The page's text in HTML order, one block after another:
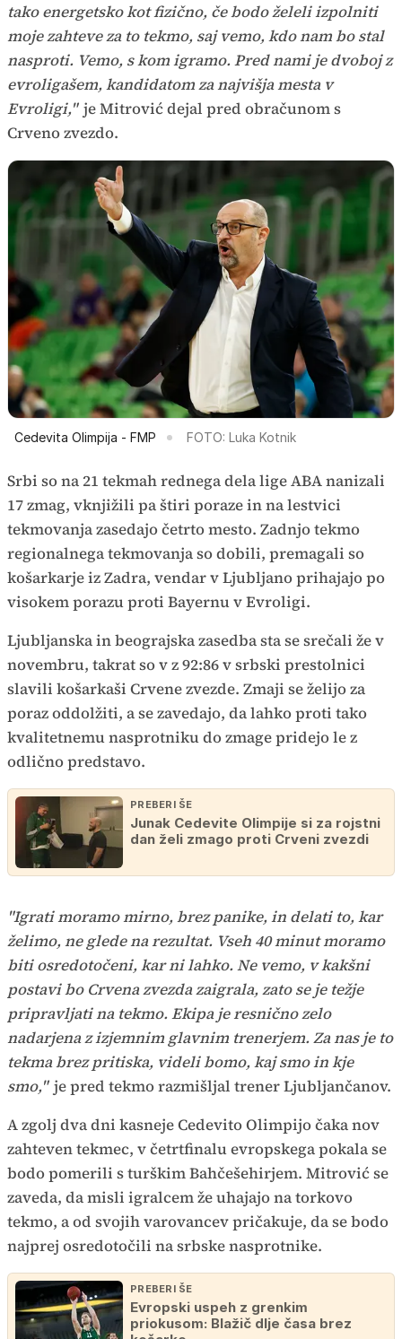
tako energetsko kot fizično, če bodo želeli izpolniti
moje zahteve za to tekmo, saj vemo, kdo nam bo stal
nasproti. Vemo, s kom igramo. Pred nami je dvoboj z
evroligašem, kandidatom za najvišja mesta v
Evroligi," je Mitrović dejal pred obračunom s
Crveno zvezdo.
Cedevita Olimpija - FMP FOTO: Luka Kotnik
Srbi so na 21 tekmah rednega dela lige ABA nanizali
17 zmag, vknjižili pa štiri poraze in na lestvici
tekmovanja zasedajo četrto mesto. Zadnjo tekmo
regionalnega tekmovanja so dobili, premagali so
košarkarje iz Zadra, vendar v Ljubljano prihajajo po
visokem porazu proti Bayernu v Evroligi.
Ljubljanska in beograjska zasedba sta se srečali že v
novembru, takrat so v z 92:86 v srbski prestolnici
slavili košarkaši Crvene zvezde. Zmaji se želijo za
poraz oddolžiti, a se zavedajo, da lahko proti tako
kvalitetnemu nasprotniku do zmage pridejo le z
odlično predstavo.
PREBERI ŠE
Junak Cedevite Olimpije si za rojstni
dan želi zmago proti Crveni zvezdi
"Igrati moramo mirno, brez panike, in delati to, kar
želimo, ne glede na rezultat. Vseh 40 minut moramo
biti osredotočeni, kar ni lahko. Ne vemo, v kakšni
postavi bo Crvena zvezda zaigrala, zato se je težje
pripravljati na tekmo. Ekipa je resnično zelo
nadarjena z izjemnim glavnim trenerjem. Za nas je to
tekma brez pritiska, videli bomo, kaj smo in kje
smo," je pred tekmo razmišljal trener Ljubljančanov.
A zgolj dva dni kasneje Cedevito Olimpijo čaka nov
zahteven tekmec, v četrtfinalu evropskega pokala se
bodo pomerili s turškim Bahčešehirjem. Mitrović se
zaveda, da misli igralcem že uhajajo na torkovo
tekmo, a od svojih varovancev pričakuje, da se bodo
najprej osredotočili na srbske nasprotnike.
PREBERI ŠE
Evropski uspeh z grenkim
priokusom: Blažič dlje časa brez